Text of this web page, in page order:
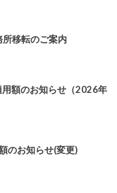
移転のご案内
額のお知らせ（2026年
のお知らせ(変更)